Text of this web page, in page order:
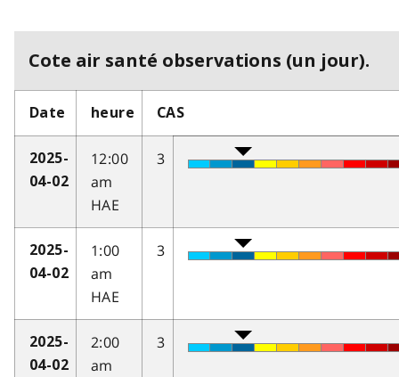
Cote air santé observations (un jour).
Date heure CAS
2025-
04-02
12:00
am
HAE
3
2025-
04-02
1:00
am
HAE
3
2025-
04-02
2:00
am
3